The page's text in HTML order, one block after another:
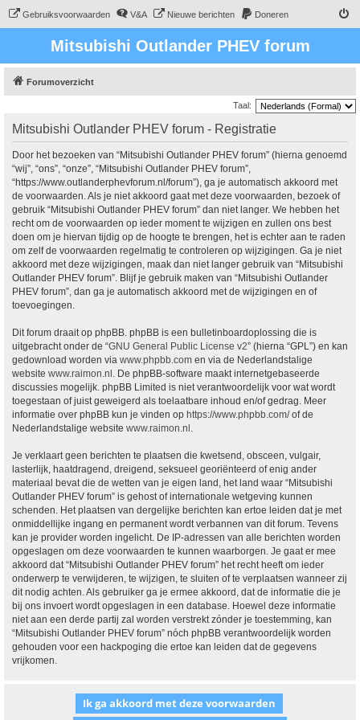
Gebruiksvoorwaarden V&A Nieuwe berichten Doneren
Mitsubishi Outlander PHEV forum
Forumoverzicht
Taal:
Mitsubishi Outlander PHEV forum - Registratie
Door het bezoeken van “Mitsubishi Outlander PHEV forum” (hierna genoemd
“wij”, “ons”, “onze”, “Mitsubishi Outlander PHEV forum”,
“https://www.outlanderphevforum.nl/forum”), ga je automatisch akkoord met
de voorwaarden. Als je niet akkoord gaat met deze voorwaarden, bezoek of
gebruik “Mitsubishi Outlander PHEV forum” dan niet langer. We hebben het
recht om de voorwaarden op ieder moment te wijzigen en zullen ons best
doen om je hiervan tijdig op de hoogte te brengen, het is echter aan te raden
om zelf de voorwaarden regelmatig te controleren op wijzigingen. Ga je niet
akkoord met deze wijzigingen, maak dan niet langer gebruik van “Mitsubishi
Outlander PHEV forum”. Blijf je gebruik maken van “Mitsubishi Outlander
PHEV forum”, dan ga je automatisch akkoord met de wijzigingen en of
toevoegingen.
Dit forum draait op phpBB. phpBB is een bulletinboardoplossing die is
uitgebracht onder de “GNU General Public License v2” (hierna “GPL”) en kan
gedownload worden via www.phpbb.com en via de Nederlandstalige
website www.raimon.nl . De phpBB-software maakt internetgebaseerde
discussies mogelijk. phpBB Limited is niet verantwoordelijk voor wat wordt
toegestaan of juist geweigerd als toelaatbare inhoud en/of gedrag. Meer
informatie over phpBB kun je vinden op https://www.phpbb.com/of de
Nederlandstalige website www.raimon.nl .
Je verklaart geen berichten te plaatsen die kwetsend, obsceen, vulgair,
lasterlijk, haatdragend, dreigend, seksueel georiënteerd of enig ander
materiaal bevat die de wetten van je eigen land, het land waar “Mitsubishi
Outlander PHEV forum” is gehost of internationale wetgeving kunnen
schenden. Het plaatsen van dergelijke berichten kan ertoe leiden dat je met
onmiddellijke ingang en permanent wordt verbannen van dit forum. Tevens
kan je provider worden ingelicht. De IP-adressen van alle berichten worden
opgeslagen om deze voorwaarden te kunnen waarborgen. Je gaat er mee
akkoord dat “Mitsubishi Outlander PHEV forum” het recht heeft om ieder
onderwerp te verwijderen, te wijzigen, te sluiten of te verplaatsen wanneer zij
dit nodig achten. Als gebruiker ga je ermee akkoord, dat de informatie die je
bij ons invoert wordt opgeslagen in een database. Hoewel deze informatie
niet aan een derde partij zal worden verstrekt zónder je toestemming, kan
“Mitsubishi Outlander PHEV forum” nóch phpBB verantwoordelijk worden
gehouden voor een hackpoging die ertoe kan leiden dat de gegevens
vrijkomen.